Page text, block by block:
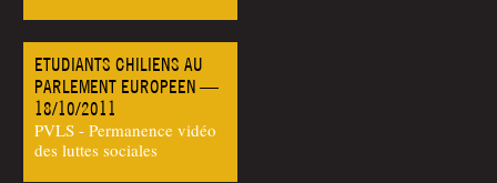
ETUDIANTS CHILIENS AU
PARLEMENT EUROPEEN —
18/10/2011
PVLS - Permanence vidéo
des luttes sociales